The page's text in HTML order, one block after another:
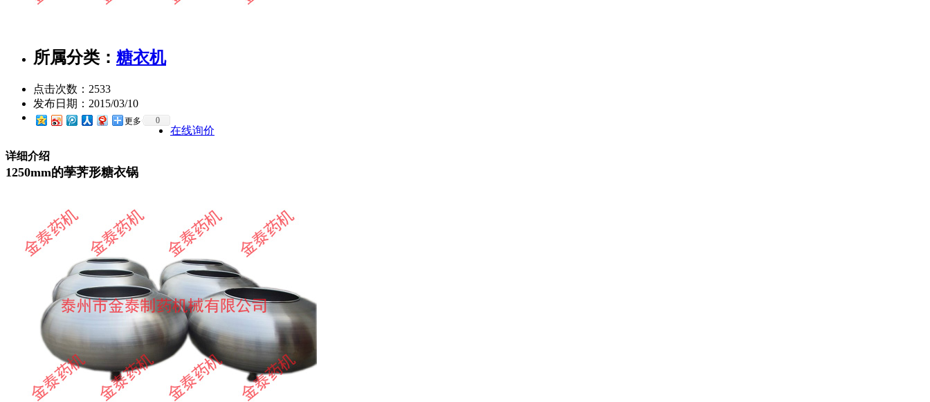
所属分类： 糖衣机
点击次数： 2533
发布日期： 2015/03/10
更多 0
在线询价
详细介绍
1250mm的荸荠形糖衣锅